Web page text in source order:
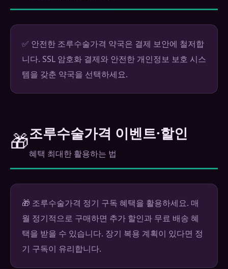
✅ 안전한 조루수술가격 약국은 결제 보안에 철저합
니다. SSL 암호화 결제와 안전한 개인정보 보호 시스
템을 갖춘 약국을 선택하세요.
🎁조루수술가격 이벤트·할인
혜택 최대한 활용하는 법
🎁 조루수술가격 정기 구독 혜택을 활용하세요. 매
월 정기적으로 구매하면 추가 할인과 무료 배송 혜
택을 받을 수 있습니다. 장기 복용 계획이 있다면 정
기 구독이 유리합니다.